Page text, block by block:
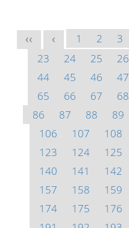
<< < 1 2 3
23
24 25 26
44
45 46 47
65
66 67 68
86
87 88 89
106
107 108
123
124 125
140
141 142
157
158 159
174
175 176